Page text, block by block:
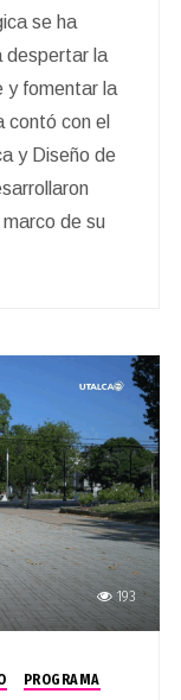
se ha
despertar la
y fomentar la
contó con el
y Diseño de
de su
193
PROGRAMA